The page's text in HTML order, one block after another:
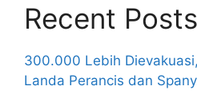
Recent Posts
300.000 Lebih
Landa Perancis dan